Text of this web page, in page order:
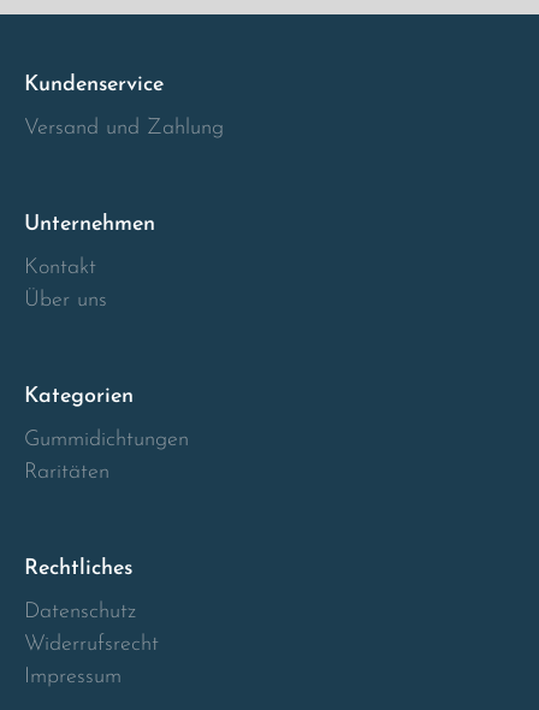
Kundenservice
Versand und Zahlung
Unternehmen
Kontakt
Über uns
Kategorien
Gummidichtungen
Raritäten
Rechtliches
Datenschutz
Widerrufsrecht
Impressum
Latvia
Luxembourg
Montenegro
Netherlands
Österreich